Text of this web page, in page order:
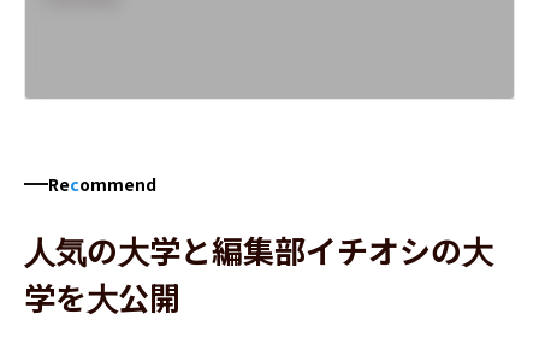
Recommend
人気の大学と編集部イチオシの大
学を大公開